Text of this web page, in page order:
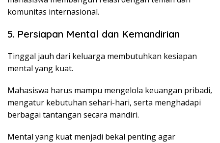
komunitas internasional.
5. Persiapan Mental dan Kemandirian
Tinggal jauh dari keluarga membutuhkan kesiapan
mental yang kuat.
Mahasiswa harus mampu mengelola keuangan pribadi,
mengatur kebutuhan sehari-hari, serta menghadapi
berbagai tantangan secara mandiri.
Mental yang kuat menjadi bekal penting agar